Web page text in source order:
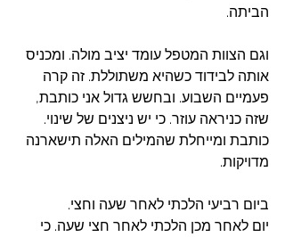
הביתה.
וגם הצוות המטפל עומד יציב מולה. ומכניס
אותה לבידוד כשהיא משתוללת. זה קרה
פעמיים השבוע. ובחשש גדול אני כותבת,
שזה כניראה עוזר. כי יש ניצנים של שינוי.
כותבת ומייחלת שהמילים האלה תישארנה
מדויקות.
ביום רביעי הלכתי לאחר שעה וחצי.
יום לאחר מכן הלכתי לאחר חצי שעה. כי